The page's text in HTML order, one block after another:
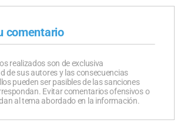
comentario
realizados son de exclusiva
de sus autores y las consecuencias
pueden ser pasibles de las sanciones
Evitar comentarios ofensivos o
al tema abordado en la información.